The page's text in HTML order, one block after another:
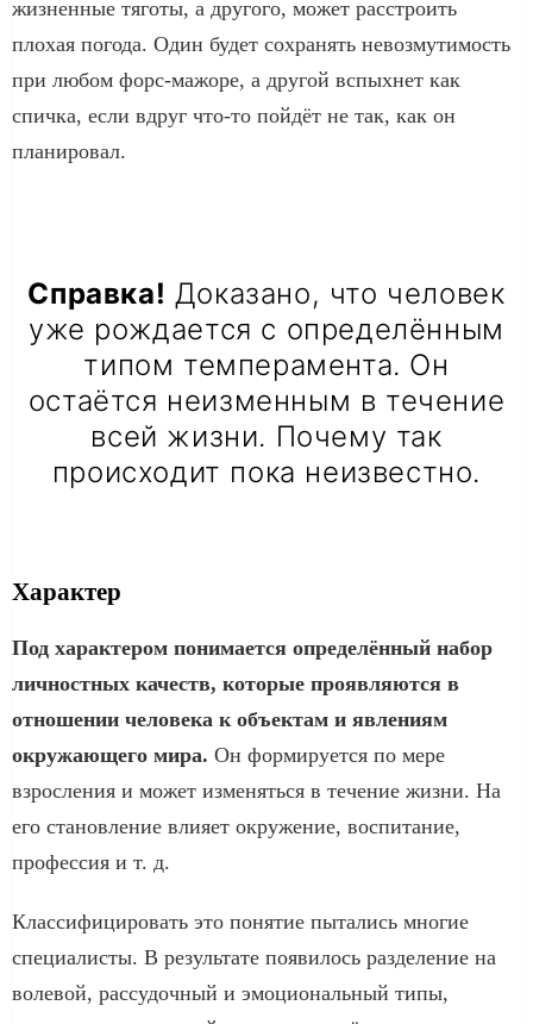
жизненные тяготы, а другого, может расстроить
плохая погода. Один будет сохранять невозмутимость
при любом форс-мажоре, а другой вспыхнет как
спичка, если вдруг что-то пойдёт не так, как он
планировал.
Справка! Доказано, что человек
уже рождается с определённым
типом темперамента. Он
остаётся неизменным в течение
всей жизни. Почему так
происходит пока неизвестно.
Характер
Под характером понимается определённый набор
личностных качеств, которые проявляются в
отношении человека к объектам и явлениям
окружающего мира. Он формируется по мере
взросления и может изменяться в течение жизни. На
его становление влияет окружение, воспитание,
профессия и т. д.
Классифицировать это понятие пытались многие
специалисты. В результате появилось разделение на
волевой, рассудочный и эмоциональный типы,